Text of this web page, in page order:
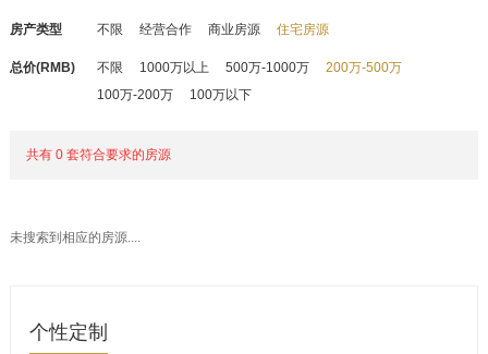
房产类型 不限 经营合作 商业房源 住宅房源
总价(RMB) 不限 1000万以上 500万-1000万
200万-500万
100万-200万
100万以下
共有 0 套符合要求的房源
未搜索到相应的房源....
个性定制